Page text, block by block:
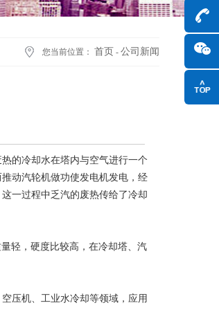
您当前位置： 首页 - 公司新闻
的冷却水在塔内与空气进行一个
动汽轮机做功使发电机发电，经
一过程中乏汽的废热传给了冷却
轻，硬度比较高，在冷却塔、汽
压机、工业水冷却等领域，应用